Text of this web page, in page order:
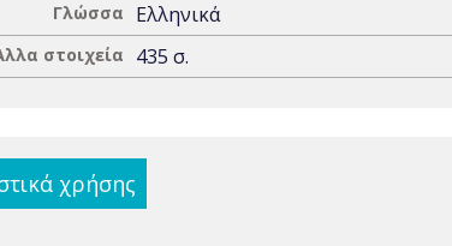
Γλώσσα Ελληνικά
στοιχεία 435 σ.
χρήσης